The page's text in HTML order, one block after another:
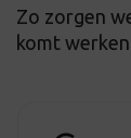
Zo zorgen
komt